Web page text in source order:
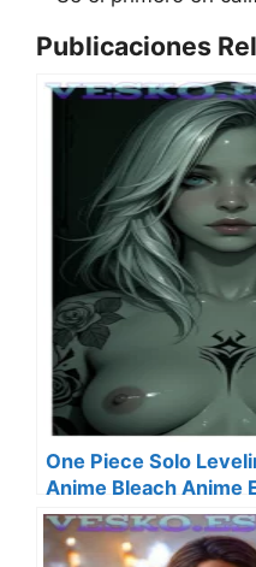
Publicaciones
One Piece Solo
Anime Bleach Anime